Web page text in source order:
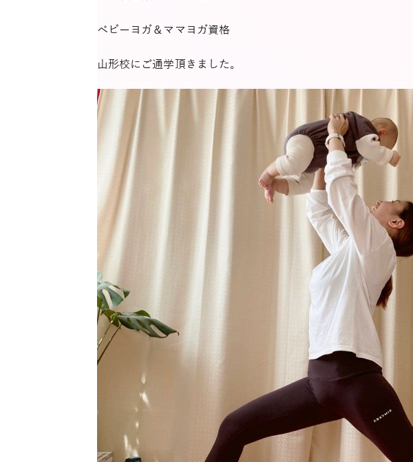
ベビーヨガ＆ママヨガ資格
山形校にご通学頂きました。